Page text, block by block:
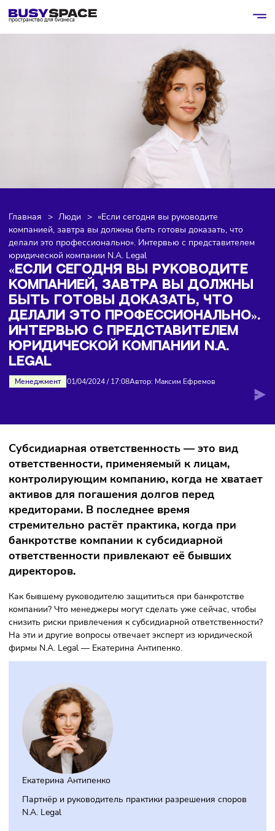
пространство для бизнеса
Главная > Люди > «Если сегодня вы руководите
компанией, завтра вы должны быть готовы доказать, что
делали это профессионально». Интервью с
юридической компании N.A. Legal
«ЕСЛИ СЕГОДНЯ ВЫ
КОМПАНИЕЙ, ЗАВТРА ВЫ
БЫТЬ ГОТОВЫ ДОКАЗАТЬ, ЧТО
ДЕЛАЛИ ЭТО
ИНТЕРВЬЮ С ПРЕДСТАВИТЕЛЕМ
ЮРИДИЧЕСКОЙ КОМПАНИИ N.A.
Менеджмент 01/04/2024/17:08Автор: Максим Ефремов
Субсидиарная ответственность — это вид
ответственности, применяемый к лицам,
контролирующим компанию, когда не
активов для погашения долгов перед
кредиторами. В последнее время
банкротстве компании к субсидиарной
ответственности привлекают её бывших
директоров.
Как бывшему руководителю защититься при банкротстве
снизить риски привлечения к субсидиарной
На эти и другие вопросы отвечает эксперт из
фирмы N.A. Legal — Екатерина Антипенко.